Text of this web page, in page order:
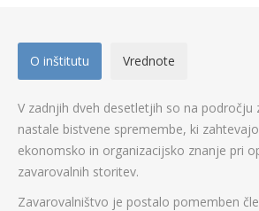
O inštitutu Vrednote
V zadnjih dveh desetletjih so na področju
nastale bistvene spremembe, ki
ekonomsko in organizacijsko znanje pri
zavarovalnih storitev.
Zavarovalništvo je postalo pomemben